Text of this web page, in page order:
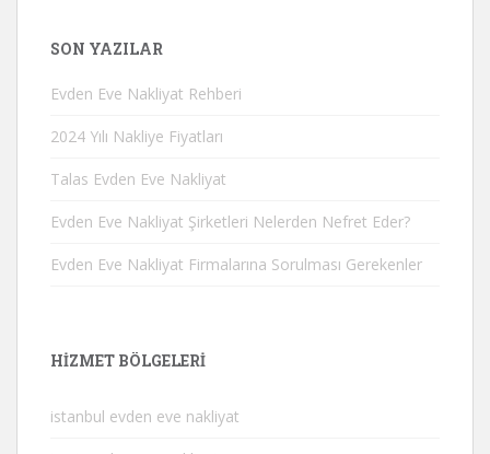
SON YAZILAR
Evden Eve Nakliyat Rehberi
2024 Yılı Nakliye Fiyatları
Talas Evden Eve Nakliyat
Evden Eve Nakliyat Şirketleri Nelerden Nefret Eder?
Evden Eve Nakliyat Firmalarına Sorulması Gerekenler
HIZMET BÖLGELERI
istanbul evden eve nakliyat